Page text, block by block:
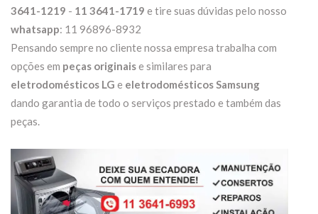
3641-1219 - 11 3641-1719 e tire suas dúvidas pelo nosso
whatsapp: 11 96896-8932
Pensando sempre no cliente nossa empresa trabalha com
opções em peças originaise similares para
eletrodomésticos LG e eletrodomésticos Samsung
dando garantia de todo o serviços prestado e também das
peças.